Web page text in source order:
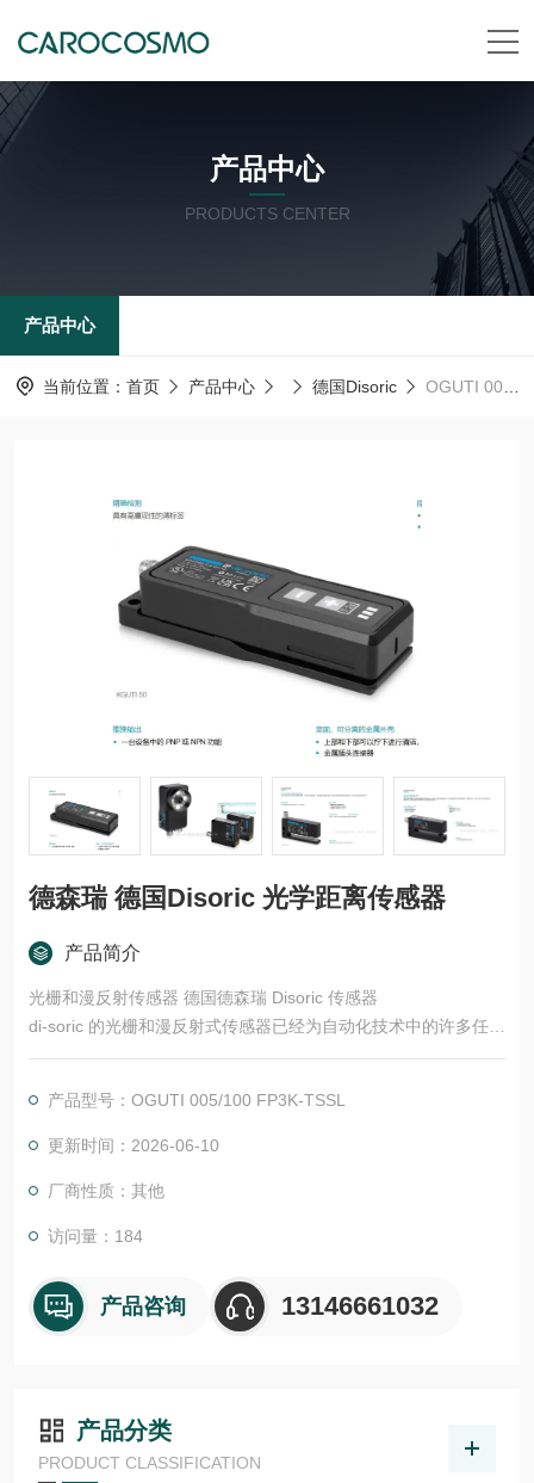
产品中心
PRODUCTS CENTER
产品中心
当前位置： 首页 产品中心 德国Disoric OGUTI 005/100 FP3K-TSSL德森瑞 德国Disoric 光学距离传感器
德森瑞 德国Disoric 光学距离传感器
产品简介
光栅和漫反射传感器 德国德森瑞 Disoric 传感器
di-soric 的光栅和漫反射式传感器已经为自动化技术中的许多任务
领域开发了多种型号和功能原理。这些产品适用于快速、安全的
器.LHT 41 M 0.2 G3-T3德国德森瑞 DISORIC传感器Disoric德森
瑞 德森瑞德森瑞 德国Disoric 光学距离传感器
产品型号：OGUTI 005/100 FP3K-TSSL
更新时间：2026-06-10
厂商性质：其他
访问量：184
产品咨询 13146661032
产品分类
PRODUCT CLASSIFICATION